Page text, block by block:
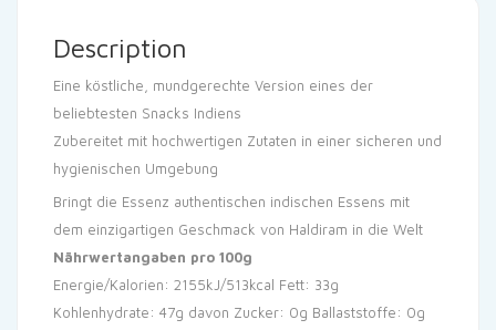
Description
Eine köstliche, mundgerechte Version eines der
beliebtesten Snacks Indiens
Zubereitet mit hochwertigen Zutaten in einer sicheren und
hygienischen Umgebung
Bringt die Essenz authentischen indischen Essens mit
dem einzigartigen Geschmack von Haldiram in die Welt
Nährwertangaben pro 100g
Energie/Kalorien: 2155kJ/513kcal Fett: 33g
Kohlenhydrate: 47g davon Zucker: 0g Ballaststoffe: 0g